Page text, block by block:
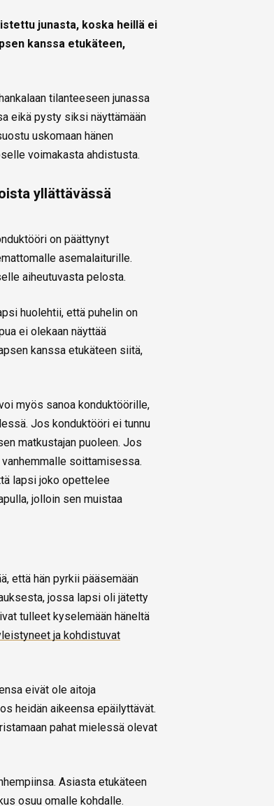
junasta, koska heillä ei
kanssa etukäteen,
tilanteeseen junassa
eikä pysty siksi näyttämään
uskomaan hänen
voimakasta ahdistusta.
yllättävässä
on päättynyt
asemalaiturille.
aiheutuvasta pelosta.
huolehtii, että puhelin on
ei olekaan näyttää
kanssa etukäteen siitä,
myös sanoa konduktöörille,
Jos konduktööri ei tunnu
matkustajan puoleen. Jos
soittamisessa.
lapsi joko opettelee
jolloin sen muistaa
että hän pyrkii pääsemään
jossa lapsi oli jätetty
tulleet kyselemään häneltä
ja kohdistuvat
eivät ole aitoja
heidän aikeensa epäilyttävät.
pahat mielessä olevat
Asiasta etukäteen
osuu omalle kohdalle.